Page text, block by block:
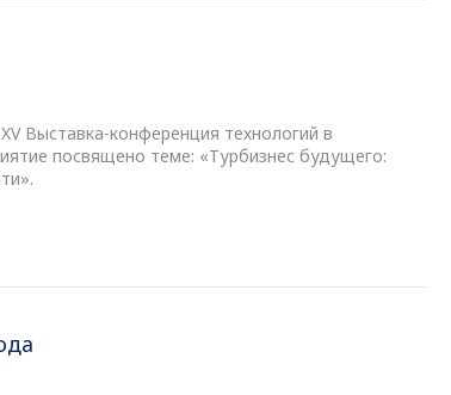
Выставка-конференция технологий в
посвящено теме: «Турбизнес будущего: